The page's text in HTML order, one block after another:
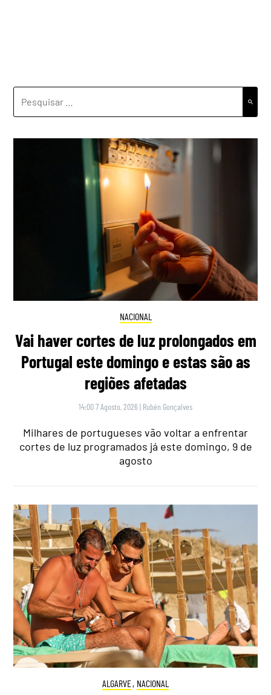
POR:
NACIONAL
Vai haver cortes de luz prolongados em
Portugal este domingo e estas são as
regiões afetadas
14:00 7 Agosto, 2026 | Rubén Gonçalves
Milhares de portugueses vão voltar a enfrentar
cortes de luz programados já este domingo, 9 de
agosto
ALGARVE, NACIONAL